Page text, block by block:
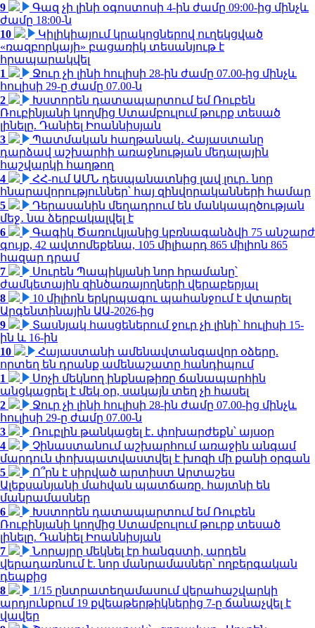
9
Գազ չի լինի օգոստոսի 4-ին ժամը 09:00-ից մինչև
ժամը 18:00-ն
10
Կիլիկիայում կրակոցներով ուղեկցված
«ռազբորկայի» բացառիկ տեսանյութ է
հրապարակվել
1
Ջուր չի լինի հուլիսի 28-ին ժամը 07.00-ից մինչև
հուլիսի 29-ը ժամը 07.00-ն
2
Խստորեն դատապարտում եմ Ռուբեն
Ռուբինյանի կողմից Ստամբուլում թուրք տեսած
լինելը. Դանիել Իոաննիսյան
3
Պատմական հաղթանակ․ Հայաստանը
դարձավ աշխարհի առաջնության մեդալային
հաշվարկի հաղթող
4
ՀՀ-ում ԱՄՆ դեսպանատնից լավ լուր․ նոր
հնարավորություններ՝ հայ զինվորականների համար
5
Դերասանին մեղադրում են մանկապղծության
մեջ․ նա ձերբակալվել է
6
Գագիկ Ծառուկյանից կբռնագանձվի 75 անշարժ
գույք, 42 ավտոմեքենա, 105 միլիարդ 865 միլիոն 865
հազար դրամ
7
Սուրեն Պապիկյանի նոր հրամանը՝
ժամկետային զինծառայողների վերաբերյալ
8
10 միլիոն երկրպագու պահանջում է վտարել
Արգենտինային ԱԱ-2026-ից
9
Տասնյակ հասցեներում ջուր չի լինի՝ հուլիսի 15-
ին և 16-ին
10
Հայաստանի ամենավտանգավոր օձերը.
որտեղ են դրանք ամենաշատը հանդիպում
1
Սոչի մեկնող ինքնաթիռը ճանապարհին
անցկացրել է մեկ օր, սակայն տեղ չի հասել
2
Ջուր չի լինի հուլիսի 28-ին ժամը 07.00-ից մինչև
հուլիսի 29-ը ժամը 07.00-ն
3
Ռուբլին թանկացել է․ փոխարժեքն՝ այսօր
4
Չինաստանում աշխարհում առաջին անգամ
մարդուն փոխպատվաստվել է խոզի մի քանի օրգան
5
Ո՞րն է սիրված արտիստ Արտաշես
Ալեքսանյանի մահվան պատճառը. հայտնի են
մանրամասներ
6
Խստորեն դատապարտում եմ Ռուբեն
Ռուբինյանի կողմից Ստամբուլում թուրք տեսած
լինելը. Դանիել Իոաննիսյան
7
Նորայրը մեկնել էր հանգստի, արդեն
վերադառնում է. նոր մանրամասներ՝ ողբերգական
դեպքից
8
1/15 ընտրատեղամասում վերահաշվարկի
արդյունքում 19 քվեաթերթիկներից 7-ը ճանաչվել է
վավեր